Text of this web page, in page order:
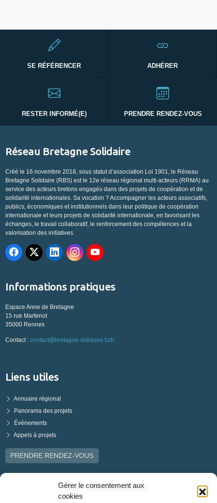
Gérer le consentement aux
cookies
SE RÉFÉRENCER ADHÉRER
RESTER INFORMÉ(E) PRENDRE RENDEZ-VOUS
Réseau Bretagne Solidaire
Créé le 16 novembre 2018, sous statut d’association Loi 1901, le Réseau
Bretagne Solidaire (RBS) est le 12e réseau régional multi-acteurs (RRMA) au
service des acteurs bretons engagés dans des projets de coopération et de
solidarité internationales. Sa vocation ? Accompagner les acteurs associatifs,
publics, économiques et institutionnels dans leur politique de coopération
internationale et leurs projets de solidarité internationale, en favorisant les
échanges, le travail collaboratif, le renforcement des compétences et la
valorisation des initiatives.
Informations pratiques
Espace Anne de Bretagne
15 rue Martenot
35000 Rennes
Contact : contact@bretagne-solidaire.bzh
Liens utiles
Annuaire régional
Panorama des projets
Événements
Appels à projets
PRENDRE RENDEZ-VOUS